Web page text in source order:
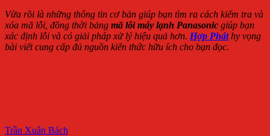
Vừa rồi là những thông tin cơ bản giúp bạn tìm ra cách kiểm tra và
xóa mã lỗi, đồng thời bảng mã lỗi máy lạnh Panasonic giúp bạn
xác định lỗi và có giải pháp xử lý hiệu quả hơn. Hợp Pháthy vọng
bài viết cung cấp đủ nguồn kiến thức hữu ích cho bạn đọc.
Trần Xuân Bách